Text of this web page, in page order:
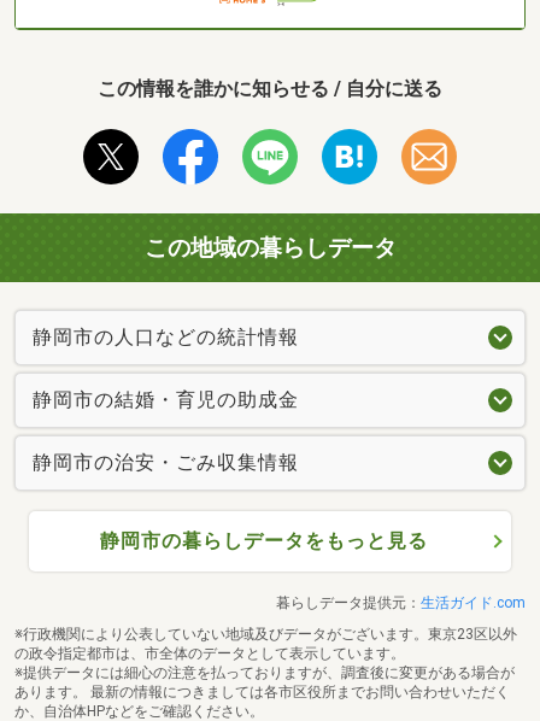
この情報を誰かに知らせる / 自分に送る
この地域の暮らしデータ
静岡市の人口などの統計情報
静岡市の結婚・育児の助成金
静岡市の治安・ごみ収集情報
静岡市の暮らしデータをもっと見る
暮らしデータ提供元： 生活ガイド.com
※行政機関により公表していない地域及びデータがございます。東京23区以外
の政令指定都市は、市全体のデータとして表示しています。
※提供データには細心の注意を払っておりますが、調査後に変更がある場合が
あります。 最新の情報につきましては各市区役所までお問い合わせいただく
か、自治体HPなどをご確認ください。